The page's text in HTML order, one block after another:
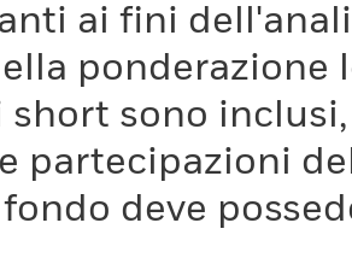
disponibile
qui.
ITR viene calcolato in parte
Le fasce aiutano a evidenziare
ai fini
ponderazione
short sono
partecipazioni
deve